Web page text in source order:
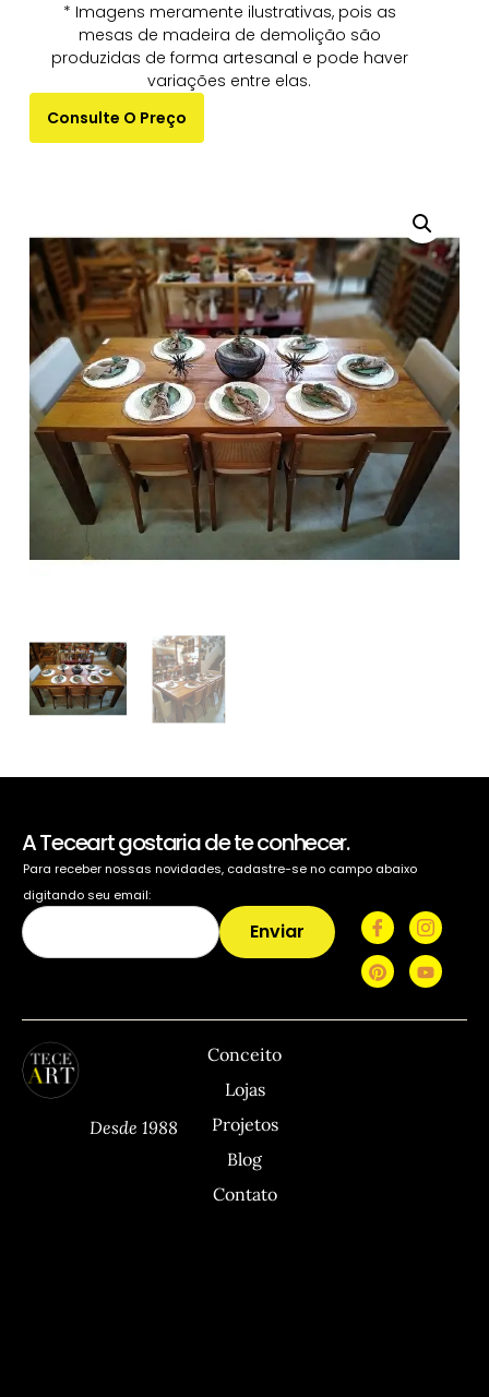
* Imagens meramente ilustrativas, pois as
mesas de madeira de demolição são
produzidas de forma artesanal e pode haver
variações entre elas.
Consulte O Preço
A Teceart gostaria de te conhecer.
Para receber nossas novidades, cadastre-se no campo abaixo
digitando seu email:
Enviar
Desde 1988
Conceito
Lojas
Projetos
Blog
Contato